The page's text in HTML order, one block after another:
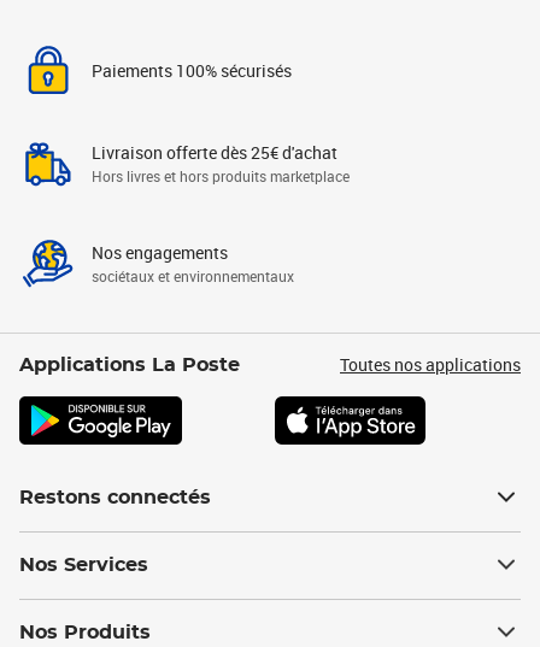
Paiements 100% sécurisés
Livraison offerte dès 25€ d'achat
Hors livres et hors produits marketplace
Nos engagements
sociétaux et environnementaux
Applications La Poste Toutes nos applications
Restons connectés
Nos Services
Nos Produits